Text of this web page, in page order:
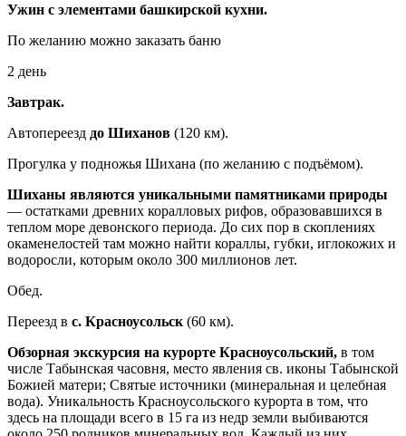
Ужин с элементами башкирской кухни.
По желанию можно заказать баню
2 день
Завтрак.
Автопереезд до Шиханов (120 км).
Прогулка у подножья Шихана (по желанию с подъёмом).
Шиханы являются уникальными памятниками природы
— остатками древних коралловых рифов, образовавшихся в
теплом море девонского периода. До сих пор в скоплениях
окаменелостей там можно найти кораллы, губки, иглокожих и
водоросли, которым около 300 миллионов лет.
Обед.
Переезд в с. Красноусольск (60 км).
Обзорная экскурсия на курорте Красноусольский, в том
числе Табынская часовня, место явления св. иконы Табынской
Божией матери; Святые источники (минеральная и целебная
вода). Уникальность Красноусольского курорта в том, что
здесь на площади всего в 15 га из недр земли выбиваются